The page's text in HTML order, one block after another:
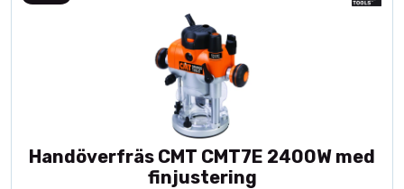
Handöverfräs CMT CMT7E 2400W med
finjustering